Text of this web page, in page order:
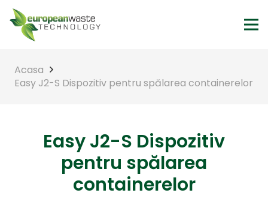
Acasa
Easy J2-S Dispozitiv pentru spălarea containerelor
Easy J2-S Dispozitiv
pentru spălarea
containerelor